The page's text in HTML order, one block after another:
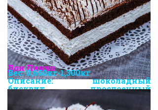
Дон Панчо
Вес: 0,650кг-1,300кг
Описание: шоколадный
бисквит, прослоенный
сметанным кремом и
замороженной вишней.